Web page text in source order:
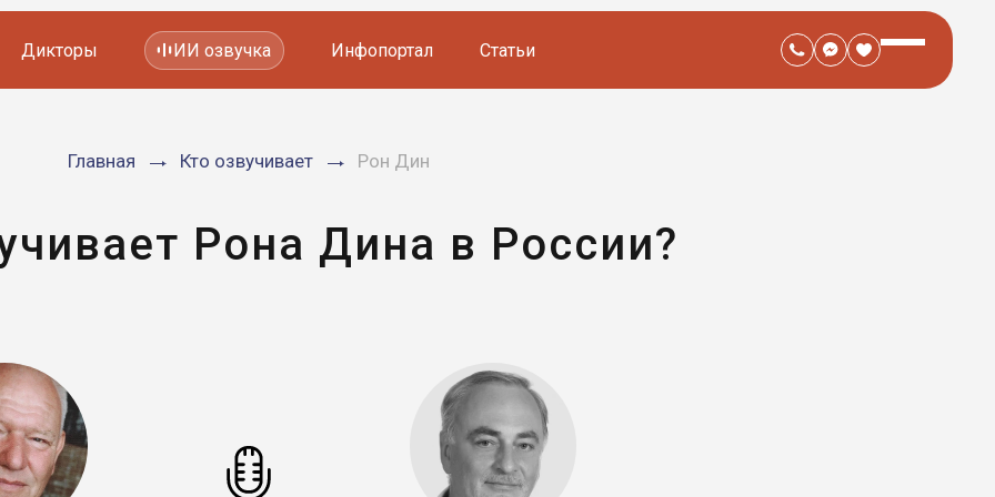
Мультфильмов
Дикторы ИИ озвучка Инфопортал Статьи
Главная Кто озвучивает Рон Дин
Рона Дина в России?